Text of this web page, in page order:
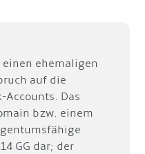
ehemaligen
auf die
Accounts. Das
bzw. einem
GG dar; der